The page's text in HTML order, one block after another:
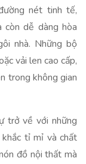
nét tinh tế,
còn dễ dàng hòa
nhà. Những bộ
vải len cao cấp,
trong không gian
trở về với những
tỉ mỉ và chất
đồ nội thất mà